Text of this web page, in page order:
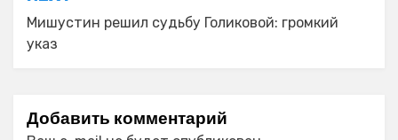
Мишустин решил судьбу Голиковой: громкий
указ
Добавить комментарий